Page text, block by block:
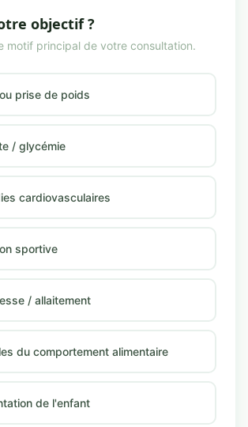
objectif ?
motif principal de votre consultation.
prise de poids
/ glycémie
cardiovasculaires
sportive
/ allaitement
du comportement alimentaire
de l'enfant